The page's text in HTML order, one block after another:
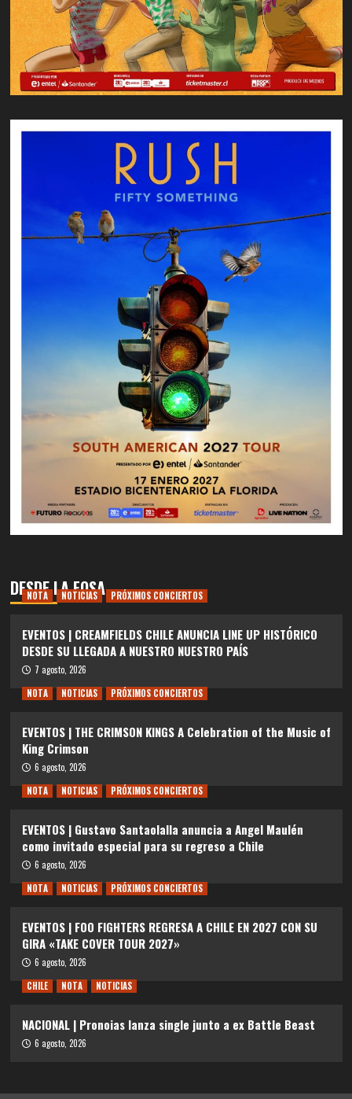
DESDE LA FOSA
NOTA NOTICIAS PRÓXIMOS CONCIERTOS
EVENTOS | CREAMFIELDS CHILE ANUNCIA LINE UP HISTÓRICO
DESDE SU LLEGADA A NUESTRO NUESTRO PAÍS
7 agosto, 2026
NOTA
NOTICIAS PRÓXIMOS CONCIERTOS
EVENTOS | THE CRIMSON KINGS A Celebration of the Music of
King Crimson
6 agosto, 2026
NOTA
NOTICIAS PRÓXIMOS CONCIERTOS
EVENTOS | Gustavo Santaolalla anuncia a Angel Maulén
como invitado especial para su regreso a Chile
6 agosto, 2026
NOTA
NOTICIAS PRÓXIMOS CONCIERTOS
EVENTOS | FOO FIGHTERS REGRESA A CHILE EN 2027 CON SU
GIRA «TAKE COVER TOUR 2027»
6 agosto, 2026
CHILE
NOTA NOTICIAS
NACIONAL | Pronoias lanza single junto a ex Battle Beast
6 agosto, 2026